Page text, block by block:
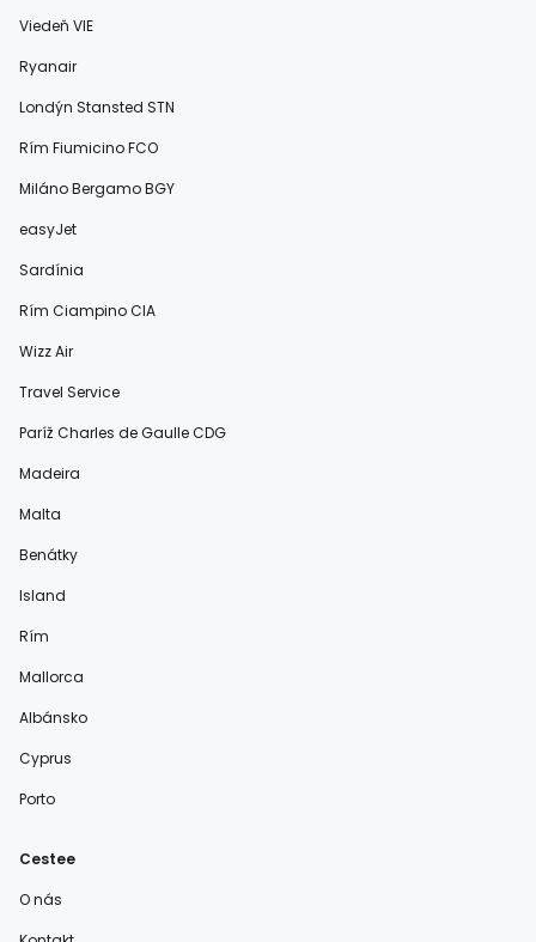
Viedeň VIE
Ryanair
Londýn Stansted STN
Rím Fiumicino FCO
Miláno Bergamo BGY
easyJet
Sardínia
Rím Ciampino CIA
Wizz Air
Travel Service
Paríž Charles de Gaulle CDG
Madeira
Malta
Benátky
Island
Rím
Mallorca
Albánsko
Cyprus
Porto
Cestee
O nás